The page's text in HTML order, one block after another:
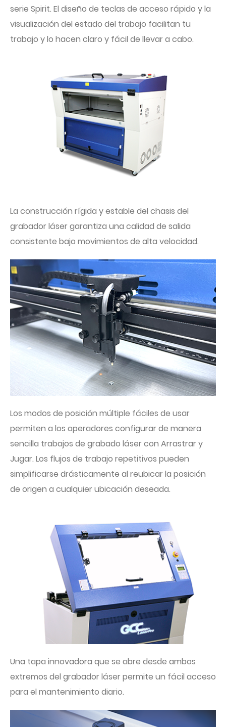
serie Spirit. El diseño de teclas de acceso rápido y la
visualización del estado del trabajo facilitan tu
trabajo y lo hacen claro y fácil de llevar a cabo.
La construcción rígida y estable del chasis del
grabador láser garantiza una calidad de salida
consistente bajo movimientos de alta velocidad.
Los modos de posición múltiple fáciles de usar
permiten a los operadores configurar de manera
sencilla trabajos de grabado láser con Arrastrar y
Jugar. Los flujos de trabajo repetitivos pueden
simplificarse drásticamente al reubicar la posición
de origen a cualquier ubicación deseada.
Una tapa innovadora que se abre desde ambos
extremos del grabador láser permite un fácil acceso
para el mantenimiento diario.